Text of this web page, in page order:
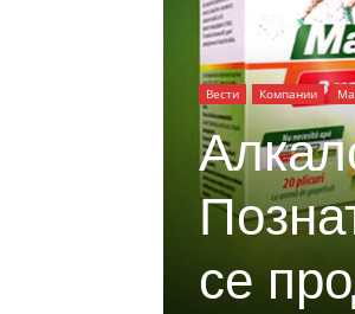
Вести Компании
се